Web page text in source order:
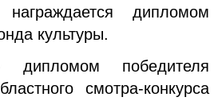
дипломом
культуры.
победителя
смотра-конкурса